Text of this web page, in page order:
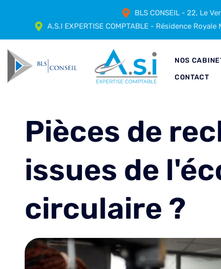
BLS CONSEIL - 22, Le
A.S.I EXPERTISE COMPTABLE - Résidence
NOS
CONTACT
Pièces de
issues de
circulaire ?